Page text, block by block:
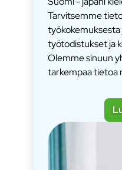
Tarvitsemme
työtodistukset ja
Olemme sinuun
tarkempaa tietoa